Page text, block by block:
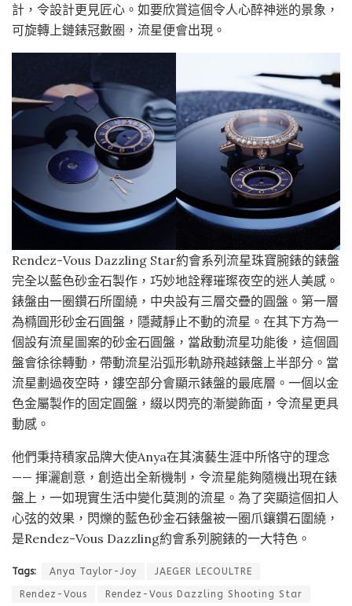
計，令設計更見匠心。如要欣賞這個令人心醉神迷的景象，
可旋轉上鏈錶冠數圈，流星便會出現。
Rendez-Vous Dazzling Star約會系列流星珠寶腕錶的錶盤
完全以藍色砂金石製作，巧妙地詮釋璀璨夜空的迷人美感。
錶盤由一圈鑽石所圍繞，中央設有三層交疊的圓盤。第一層
為橢圓形砂金石圓盤，隱藏靜止不動的流星。在其下方為一
個設有流星圖案的砂金石圓盤，當啟動流星功能後，這個圓
盤會徐徐轉動，帶動流星沿弧形軌跡飛越錶盤上半部分。當
流星劃過夜空時，鏤空部分會顯示錶盤的最底層。一個以金
色金屬製作的固定圓盤，綴以閃亮的漸變飾面，令流星更具
動感。
他們秉持積家品牌大使Anya在其演藝生涯中所恪守的理念
—— 揮灑創意，創造出全新機制，令流星能夠隨機出現在錶
盤上，一如現實生活中變化莫測的流星。為了突顯這個扣人
心弦的效果，閃爍的藍色砂金石錶盤被一圈爪鑲鑽石圍繞，
是Rendez-Vous Dazzling約會系列腕錶的一大特色。
Tags: Anya Taylor-Joy JAEGER LECOULTRE
Rendez-Vous Rendez-Vous Dazzling Shooting Star